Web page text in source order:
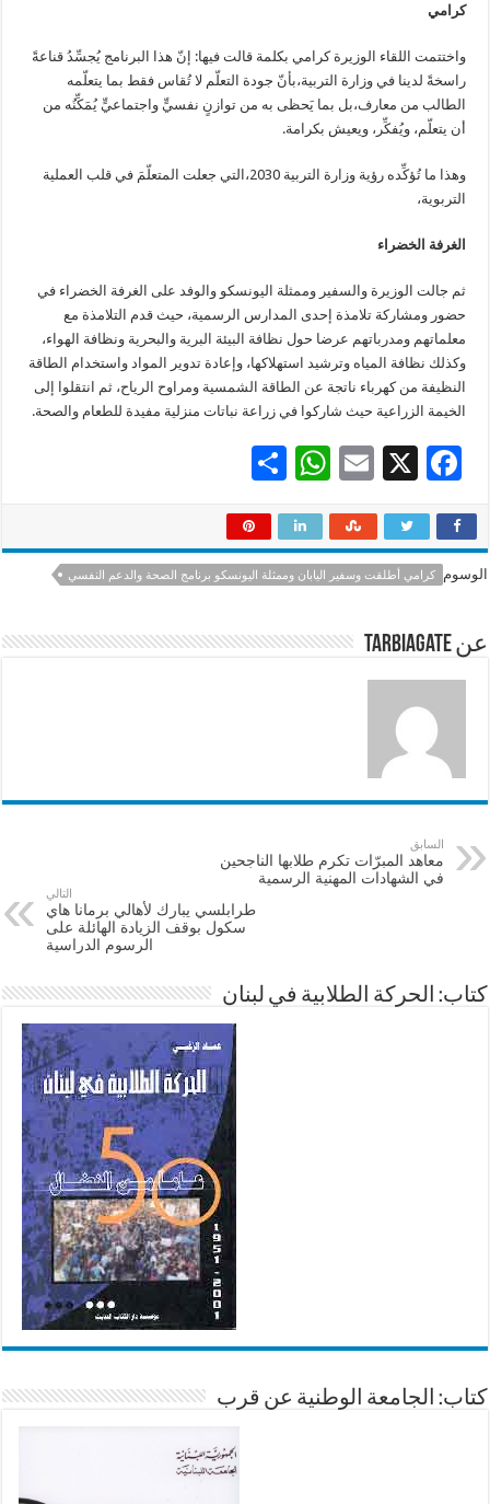
كرامي
واختتمت اللقاء الوزيرة كرامي بكلمة قالت فيها: إنّ هذا البرنامج يُجسِّدُ قناعةً
راسخةً لدينا في وزارة التربية،بأنّ جودة التعلّم لا تُقاس فقط بما يتعلّمه
الطالب من معارف،بل بما يَحظى به من توازنٍ نفسيٍّ واجتماعيٍّ يُمَكِّنُه من
أن يتعلّم، ويُفكِّر، ويعيش بكرامة.
وهذا ما تُؤكِّده رؤية وزارة التربية 2030،التي جعلت المتعلّمَ في قلب العملية
التربوية،
الغرفة الخضراء
ثم جالت الوزيرة والسفير وممثلة اليونسكو والوفد على الغرفة الخضراء في
حضور ومشاركة تلامذة إحدى المدارس الرسمية، حيث قدم التلامذة مع
معلماتهم ومدرباتهم عرضا حول نظافة البيئة البرية والبحرية ونظافة الهواء،
وكذلك نظافة المياه وترشيد استهلاكها، وإعادة تدوير المواد واستخدام الطاقة
النظيفة من كهرباء ناتجة عن الطاقة الشمسية ومراوح الرياح، ثم انتقلوا إلى
الخيمة الزراعية حيث شاركوا في زراعة نباتات منزلية مفيدة للطعام والصحة.
F
e
b
o
k
X
E
ai
l
W
at
sA
p
ar
e
الوسوم كرامي أطلقت وسفير اليابان وممثلة اليونسكو برنامج الصحة والدعم النفسي
عن tarbiagate
السابق
معاهد المبرّات تكرم طلابها الناجحين
في الشهادات المهنية الرسمية
التالي
طرابلسي يبارك لأهالي برمانا هاي
سكول بوقف الزيادة الهائلة على
الرسوم الدراسية
كتاب: الحركة الطلابية في لبنان
كتاب: الجامعة الوطنية عن قرب